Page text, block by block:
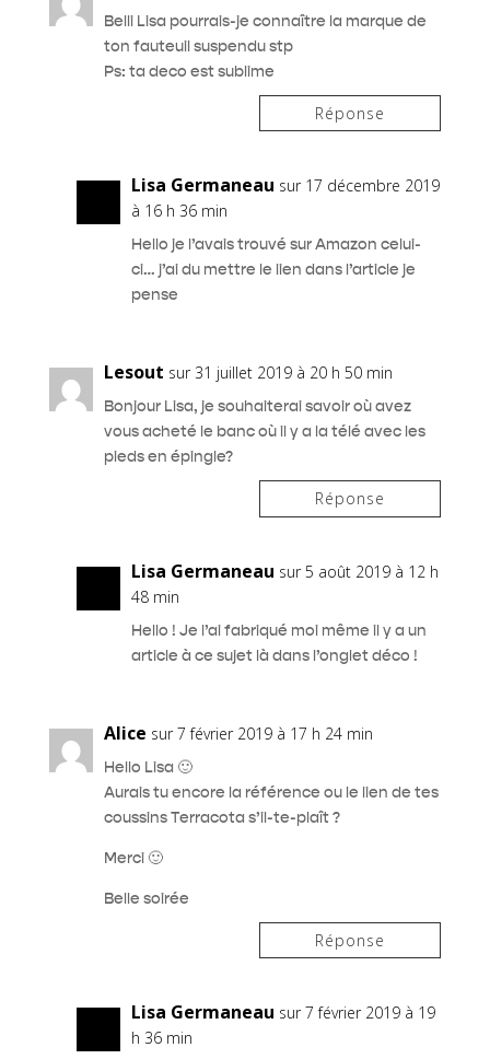
Belli Lisa pourrais-je connaître la marque de
ton fauteuil suspendu stp
Ps: ta deco est sublime
Réponse
Lisa Germaneau sur 17 décembre 2019
à 16 h 36 min
Hello je l’avais trouvé sur Amazon celui-
ci… j’ai du mettre le lien dans l’article je
pense
Lesout sur 31 juillet 2019 à 20 h 50 min
Bonjour Lisa, je souhaiterai savoir où avez
vous acheté le banc où il y a la télé avec les
pieds en épingle?
Réponse
Lisa Germaneau sur 5 août 2019 à 12 h
48 min
Hello ! Je l’ai fabriqué moi même il y a un
article à ce sujet là dans l’onglet déco !
Alice sur 7 février 2019 à 17 h 24 min
Hello Lisa 🙂
Aurais tu encore la référence ou le lien de tes
coussins Terracota s’il-te-plaît ?
Merci 🙂
Belle soirée
Réponse
Lisa Germaneau sur 7 février 2019 à 19
h 36 min